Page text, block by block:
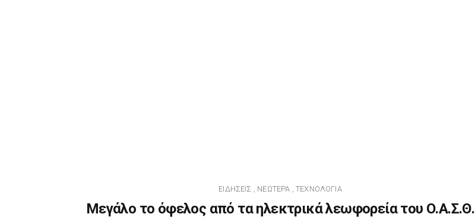
ΕΙΔΉΣΕΙΣ , ΝΕΏΤΕΡΑ , ΤΕΧΝΟΛΟΓΊΑ
Μεγάλο το όφελος από τα ηλεκτρικά λεωφορεία του Ο.Α.Σ.Θ.